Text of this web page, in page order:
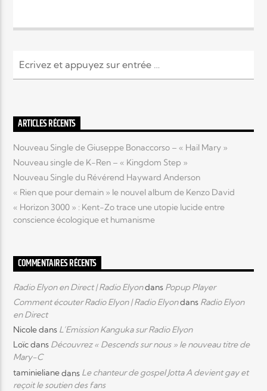
ARTICLES RÉCENTS
Nouveau Single de Giuseppe Bonaccorso – « Hail Mary »
Nouveau single de K-Ren – « Kingdom Step »
Nouveau Single du Révérend Hayward Anderson
« Rien que pour demain » le nouvel album de Kenzo David
« Horizon 3000 » : Kent-Zo trace une utopie lucide entre
conscience écologique et humanisme
COMMENTAIRES RÉCENTS
Radio Elyon en Direct | Radio Elyondans Popup Player
Comment écouter Radio Elyon | Radio Elyondans Radio Elyon
en Direct
Nicoledans L’Emission Kanguka sur Radio Elyon
Loïcdans Découvrez « Descends sur nous » le nouveau titre de
Mary-C
taminielianedans Le chanteur de gospel Jotta A devient gay et
reçoit le soutien des fans